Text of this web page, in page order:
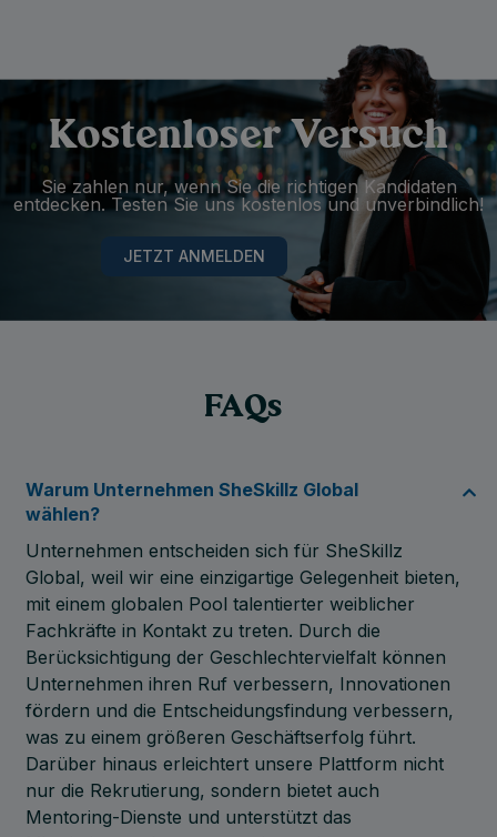
Kostenloser Versuch
Sie zahlen nur, wenn Sie die richtigen Kandidaten
entdecken. Testen Sie uns kostenlos und unverbindlich!
JETZT ANMELDEN
FAQs
Warum Unternehmen SheSkillz Global
wählen?
Unternehmen entscheiden sich für SheSkillz
Global, weil wir eine einzigartige Gelegenheit bieten,
mit einem globalen Pool talentierter weiblicher
Fachkräfte in Kontakt zu treten. Durch die
Berücksichtigung der Geschlechtervielfalt können
Unternehmen ihren Ruf verbessern, Innovationen
fördern und die Entscheidungsfindung verbessern,
was zu einem größeren Geschäftserfolg führt.
Darüber hinaus erleichtert unsere Plattform nicht
nur die Rekrutierung, sondern bietet auch
Mentoring-Dienste und unterstützt das